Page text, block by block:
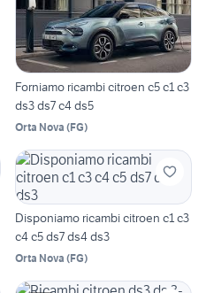
Forniamo ricambi citroen c5 c1 c3
ds3 ds7 c4 ds5
Orta Nova (FG)
Disponiamo ricambi citroen c1 c3
c4 c5 ds7 ds4 ds3
Orta Nova (FG)